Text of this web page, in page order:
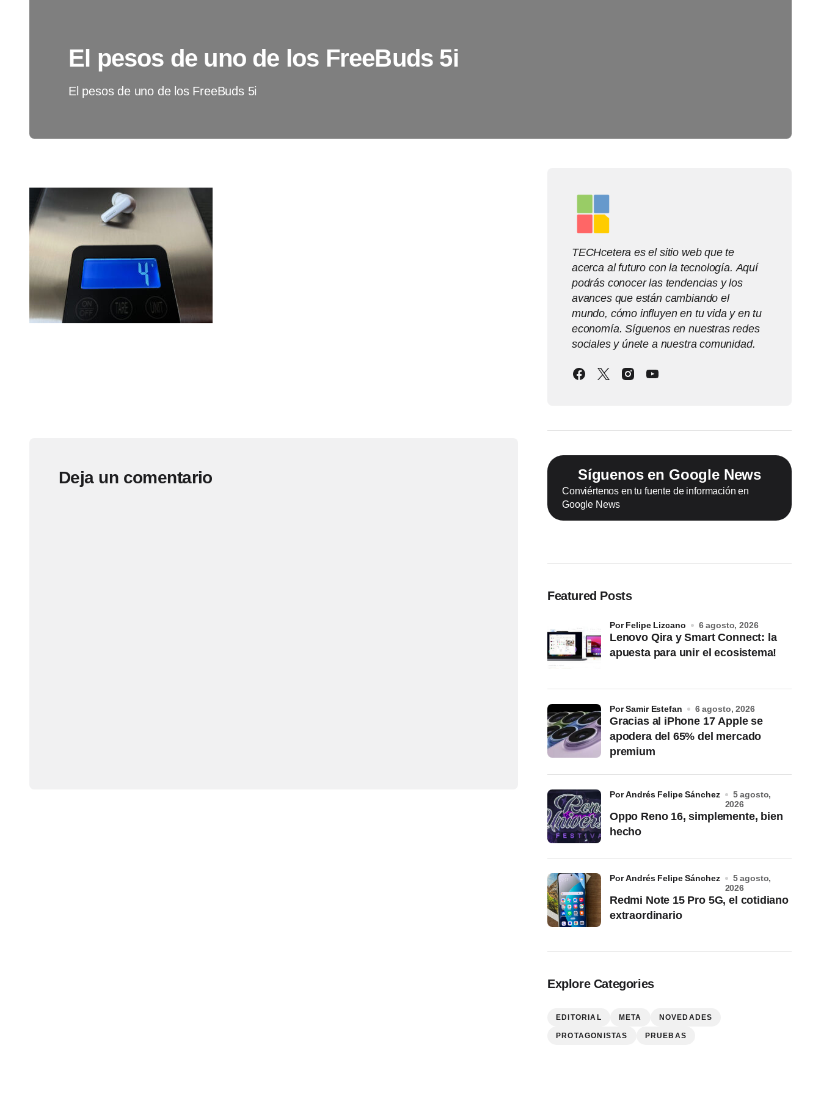
El pesos de uno de los FreeBuds 5i
El pesos de uno de los FreeBuds 5i
Deja un comentario
TECHcetera es el sitio web que te
acerca al futuro con la tecnología. Aquí
podrás conocer las tendencias y los
avances que están cambiando el
mundo, cómo influyen en tu vida y en tu
economía. Síguenos en nuestras redes
sociales y únete a nuestra comunidad.
Síguenos en Google News
Conviértenos en tu fuente de información en
Google News
Featured Posts
Lenovo Qira y Smart Connect: la
apuesta para unir el ecosistema!
por Felipe Lizcano 6 agosto, 2026
Gracias al iPhone 17 Apple se
apodera del 65% del mercado
premium
por Samir Estefan 6 agosto, 2026
Oppo Reno 16, simplemente, bien
hecho
por Andrés Felipe Sánchez
5 agosto,
2026
Redmi Note 15 Pro 5G, el cotidiano
extraordinario
por Andrés Felipe Sánchez
5 agosto,
2026
Explore Categories
EDITORIAL META NOVEDADES
PROTAGONISTAS PRUEBAS